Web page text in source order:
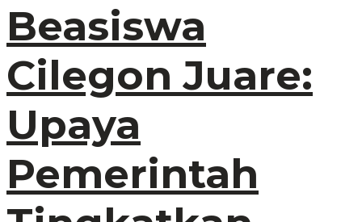
Beasiswa
Cilegon Juare:
Upaya
Pemerintah